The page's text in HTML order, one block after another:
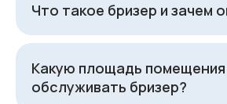
Что такое бризер и зачем
Какую площадь
обслуживать бризер?